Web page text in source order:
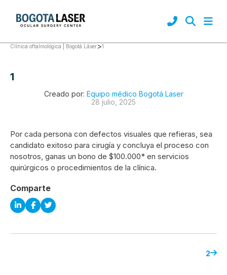
Clínica oftalmológica | Bogotá Láser>1
1
Creado por: Equipo médico Bogotá Laser
28 julio, 2025
Por cada persona con defectos visuales que refieras, sea
candidato exitoso para cirugía y concluya el proceso con
nosotros, ganas un bono de $100.000* en servicios
quirúrgicos o procedimientos de la clínica.
Comparte
2